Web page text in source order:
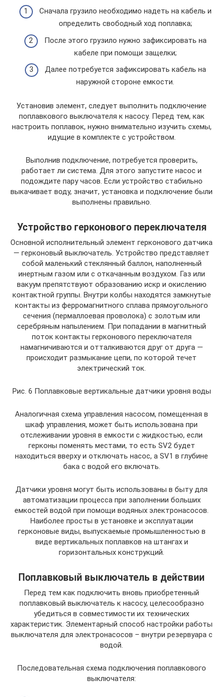
Сначала грузило необходимо надеть на кабель и
определить свободный ход поплавка;
После этого грузило нужно зафиксировать на
кабеле при помощи защелки;
Далее потребуется зафиксировать кабель на
наружной стороне емкости.
Установив элемент, следует выполнить подключение
поплавкового выключателя к насосу. Перед тем, как
настроить поплавок, нужно внимательно изучить схемы,
идущие в комплекте с устройством.
Выполнив подключение, потребуется проверить,
работает ли система. Для этого запустите насос и
подождите пару часов. Если устройство стабильно
выкачивает воду, значит, установка и подключение были
выполнены правильно.
Устройство герконового переключателя
Основной исполнительный элемент герконового датчика
— герконовый выключатель. Устройство представляет
собой маленький стеклянный баллон, наполненный
инертным газом или с откачанным воздухом. Газ или
вакуум препятствуют образованию искр и окислению
контактной группы. Внутри колбы находятся замкнутые
контакты из ферромагнитного сплава прямоугольного
сечения (пермаллоевая проволока) с золотым или
серебряным напылением. При попадании в магнитный
поток контакты герконового переключателя
намагничиваются и отталкиваются друг от друга —
происходит размыкание цепи, по которой течет
электрический ток.
Рис. 6 Поплавковые вертикальные датчики уровня воды
Аналогичная схема управления насосом, помещенная в
шкаф управления, может быть использована при
отслеживании уровня в емкости с жидкостью, если
герконы поменять местами, то есть SV2 будет
находиться вверху и отключать насос, а SV1 в глубине
бака с водой его включать.
Датчики уровня могут быть использованы в быту для
автоматизации процесса при заполнении больших
емкостей водой при помощи водяных электронасосов.
Наиболее просты в установке и эксплуатации
герконовые виды, выпускаемые промышленностью в
виде вертикальных поплавков на штангах и
горизонтальных конструкций.
Поплавковый выключатель в действии
Перед тем как подключить вновь приобретенный
поплавковый выключатель к насосу, целесообразно
убедиться в совместимости их технических
характеристик. Элементарный способ настройки работы
выключателя для электронасосов – внутри резервуара с
водой.
Последовательная схема подключения поплавкового
выключателя: